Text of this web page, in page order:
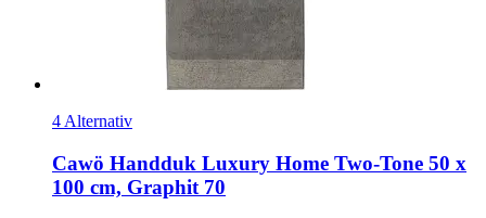
4 Alternativ
Cawö Handduk Luxury Home Two-​Tone 50 x
100 cm, Graphit 70